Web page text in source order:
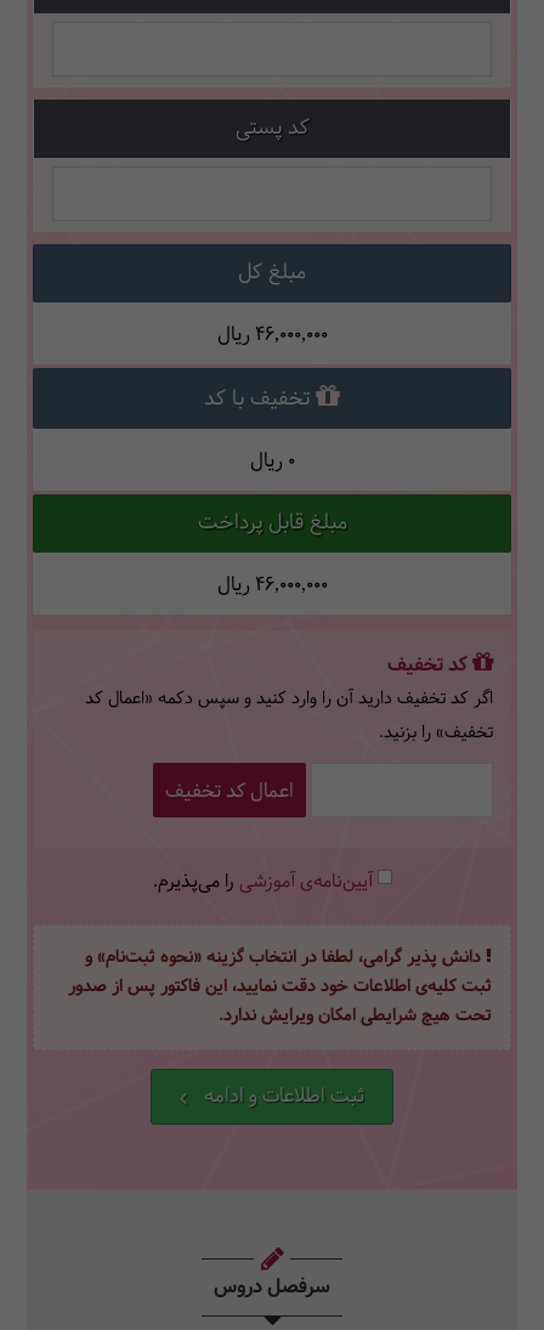
کد پستی
مبلغ کل
46,000,000 ریال
تخفیف با کد
0 ریال
مبلغ قابل پرداخت
46,000,000 ریال
کد تخفیف
اگر کد تخفیف دارید آن را وارد کنید و سپس دکمه «اعمال کد
تخفیف» را بزنید.
اعمال کد تخفیف
آیین‌نامه‌ی آموزشی را می‌پذیرم.
دانش پذیر گرامی، لطفا در انتخاب گزینه «نحوه ثبت‌نام» و
ثبت کلیه‌ی اطلاعات خود دقت نمایید، این فاکتور پس از صدور
تحت هیچ شرایطی امکان ویرایش ندارد.
ثبت اطلاعات و ادامه
سرفصل دروس